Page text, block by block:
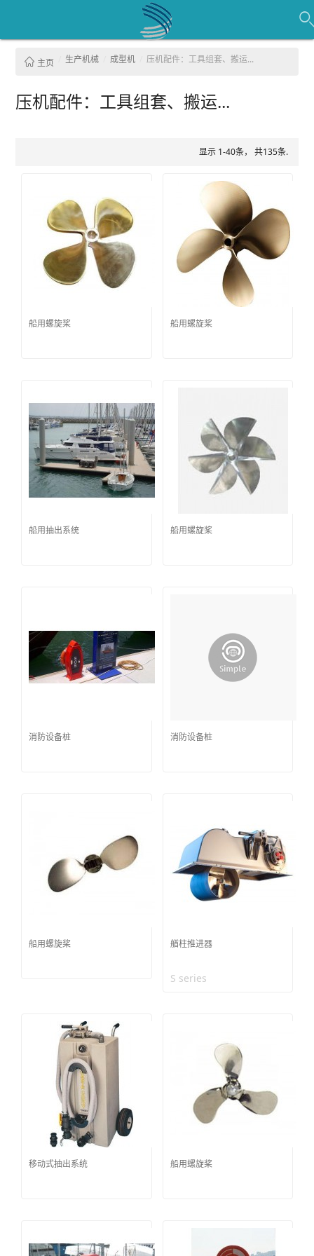
主页 生产机械 成型机 压机配件：工具组套、搬运...
压机配件：工具组套、搬运...
显示 1-40条， 共135条.
船用螺旋桨 船用螺旋桨
船用抽出系统 船用螺旋桨
消防设备桩 消防设备桩
船用螺旋桨 艏柱推进器
S series
移动式抽出系统 船用螺旋桨